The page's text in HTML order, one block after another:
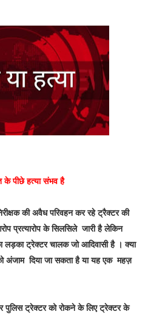
के पीछे हत्या संभव है
की अवैध परिवहन कर रहे ट्रैक्टर की
प्रत्यारोप के सिलसिले जारी है लेकिन
लड़का ट्रेक्टर चालक जो आदिवासी है । क्या
अंजाम दिया जा सकता है या यह एक महज़
पुलिस ट्रेक्टर को रोकने के लिए ट्रेक्टर के